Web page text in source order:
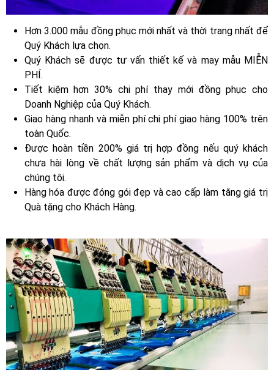
Hơn 3.000 mẫu đồng phục mới nhất và thời trang nhất để
Quý Khách lựa chọn.
Quý Khách sẽ được tư vấn thiết kế và may mẫu MIỄN
PHÍ.
Tiết kiệm hơn 30% chi phí thay mới đồng phục cho
Doanh Nghiệp của Quý Khách.
Giao hàng nhanh và miễn phí chi phí giao hàng 100% trên
toàn Quốc.
Được hoàn tiền 200% giá trị hợp đồng nếu quý khách
chưa hài lòng về chất lượng sản phẩm và dịch vụ của
chúng tôi.
Hàng hóa được đóng gói đẹp và cao cấp làm tăng giá trị
Quà tặng cho Khách Hàng.